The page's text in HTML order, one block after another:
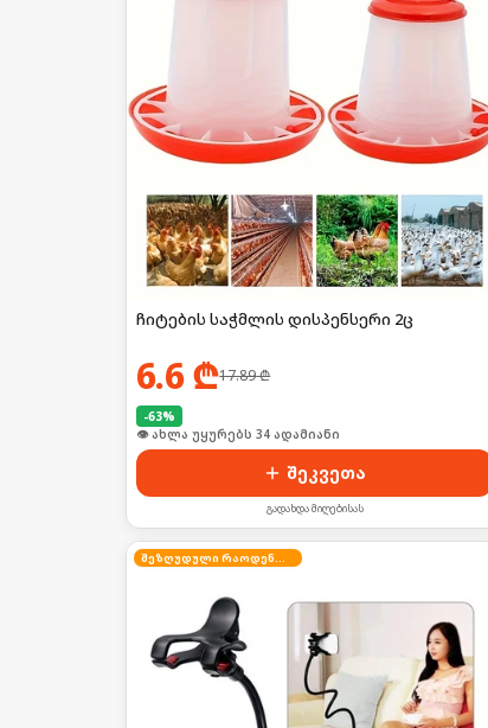
ჩიტების საჭმლის დისპენსერი 2ც
6.6₾17.89₾
-63%
🛒 ბოლო 24სთ-ში იყიდა 51-მა
შეკვეთა
გადახდა მიღებისას
შეზღუდული რაოდენობა